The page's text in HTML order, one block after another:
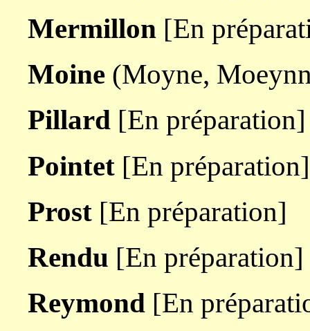
Mermillon [En
Moine (Moyne,
Pillard [En préparation]
Pointet [En préparation]
Prost [En préparation]
Rendu [En préparation]
Reymond [En